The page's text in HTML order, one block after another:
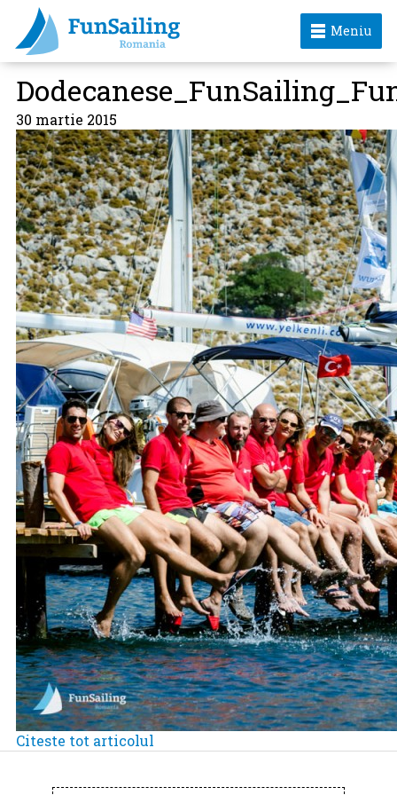
Meniu
30 martie 2015
Citeste tot articolul